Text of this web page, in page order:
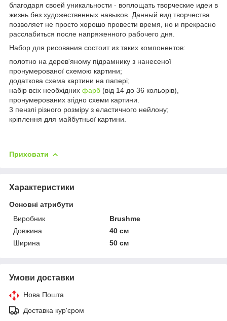
благодаря своей уникальности - воплощать творческие идеи в
жизнь без художественных навыков. Данный вид творчества
позволяет не просто хорошо провести время, но и прекрасно
расслабиться после напряженного рабочего дня.
Набор для рисования состоит из таких компонентов:
полотно на дерев'яному підрамнику з нанесеної
пронумерованої схемою картини;
додаткова схема картини на папері;
набір всіх необхідних фарб (від 14 до 36 кольорів),
пронумерованих згідно схеми картини.
3 пензлі різного розміру з еластичного нейлону;
кріплення для майбутньої картини.
Приховати
Характеристики
Основні атрибути
Виробник
Brushme
Довжина
40 см
Ширина
50 см
Умови доставки
Нова Пошта
Доставка кур'єром